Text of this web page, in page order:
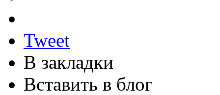
Tweet
В закладки
Вставить в блог